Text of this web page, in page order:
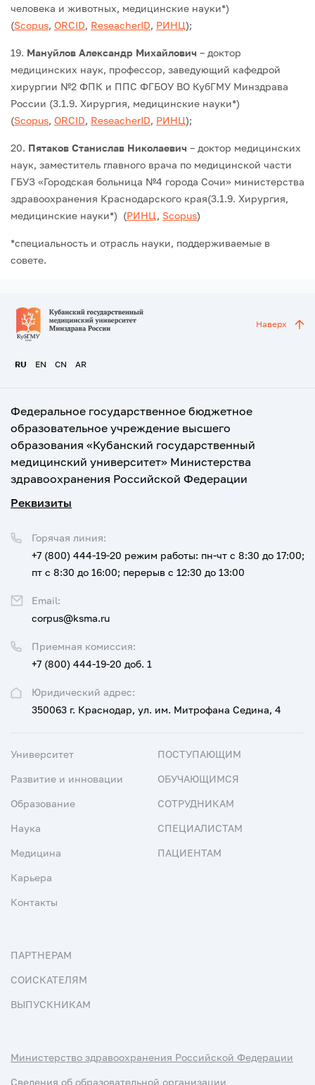
человека и животных, медицинские науки*)
(Scopus, ORCID, ReseacherID, РИНЦ);
19. Мануйлов Александр Михайлович – доктор
медицинских наук, профессор, заведующий кафедрой
хирургии №2 ФПК и ППС ФГБОУ ВО КубГМУ Минздрава
России (3.1.9. Хирургия, медицинские науки*)
(Scopus, ORCID, ReseacherID, РИНЦ);
20. Пятаков Станислав Николаевич – доктор медицинских
наук, заместитель главного врача по медицинской части
ГБУЗ «Городская больница №4 города Сочи» министерства
здравоохранения Краснодарского края(3.1.9. Хирургия,
медицинские науки*) (РИНЦ, Scopus)
*специальность и отрасль науки, поддерживаемые в
совете.
RU EN CN AR
Наверх
Федеральное государственное бюджетное
образовательное учреждение высшего
образования «Кубанский государственный
медицинский университет» Министерства
здравоохранения Российской Федерации
Реквизиты
Юридический адрес:
350063 г. Краснодар, ул. им. Митрофана Седина, 4
Приемная комиссия:
+7 (800) 444-19-20 доб. 1
Горячая линия:
+7 (800) 444-19-20 режим работы: пн-чт с 8:30 до 17:00;
пт с 8:30 до 16:00; перерыв с 12:30 до 13:00
Email:
corpus@ksma.ru
Университет
Развитие и инновации
Образование
Наука
Медицина
Карьера
Контакты
ПОСТУПАЮЩИМ
ОБУЧАЮЩИМСЯ
СОТРУДНИКАМ
СПЕЦИАЛИСТАМ
ПАЦИЕНТАМ
ПАРТНЕРАМ
СОИСКАТЕЛЯМ
ВЫПУСКНИКАМ
Министерство здравоохранения Российской Федерации
Сведения об образовательной организации